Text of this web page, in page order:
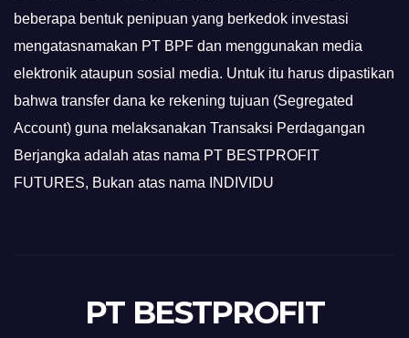
beberapa bentuk penipuan yang berkedok investasi
mengatasnamakan PT BPF dan menggunakan media
elektronik ataupun sosial media. Untuk itu harus dipastikan
bahwa transfer dana ke rekening tujuan (Segregated
Account) guna melaksanakan Transaksi Perdagangan
Berjangka adalah atas nama PT BESTPROFIT
FUTURES, Bukan atas nama INDIVIDU
PT BESTPROFIT